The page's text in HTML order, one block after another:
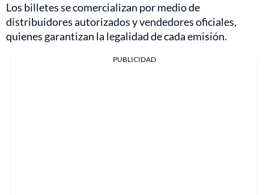
Los billetes se comercializan por medio de
distribuidores autorizados y vendedores oficiales,
quienes garantizan la legalidad de cada emisión.
PUBLICIDAD